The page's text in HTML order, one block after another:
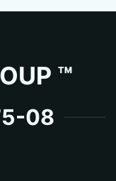
™
08